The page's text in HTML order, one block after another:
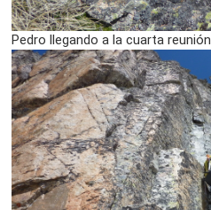
Pedro llegando a la cuarta reunión